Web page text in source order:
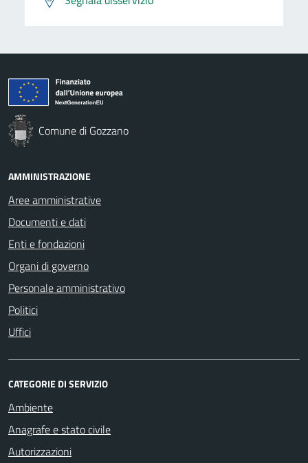
Comune di Gozzano
AMMINISTRAZIONE
Aree amministrative
Documenti e dati
Enti e fondazioni
Organi di governo
Personale amministrativo
Politici
Uffici
CATEGORIE DI SERVIZIO
Ambiente
Anagrafe e stato civile
Autorizzazioni